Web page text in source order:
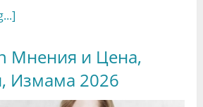
Мнения и Цена,
Измама 2026